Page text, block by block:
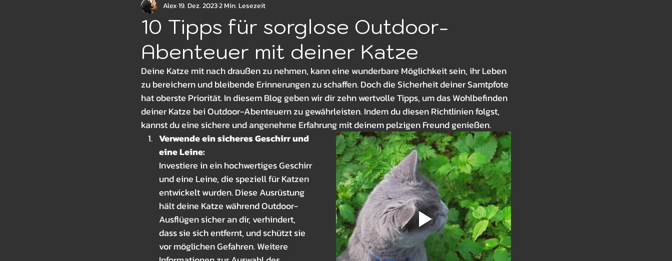
Sommer Herbst Winter Betten
10 Tipps für sorglose Outdoor-
Abenteuer mit deiner Katze
Alex19. Dez. 20232 Min. Lesezeit
Deine Katze mit nach draußen zu nehmen, kann eine wunderbare Möglichkeit sein, ihr Leben
zu bereichern und bleibende Erinnerungen zu schaffen. Doch die Sicherheit deiner Samtpfote
hat oberste Priorität. In diesem Blog geben wir dir zehn wertvolle Tipps, um das Wohlbefinden
deiner Katze bei Outdoor-Abenteuern zu gewährleisten. Indem du diesen Richtlinien folgst,
kannst du eine sichere und angenehme Erfahrung mit deinem pelzigen Freund genießen.
Verwende ein sicheres Geschirr und
eine Leine:
Investiere in ein hochwertiges Geschirr
und eine Leine, die speziell für Katzen
entwickelt wurden. Diese Ausrüstung
hält deine Katze während Outdoor-
Ausflügen sicher an dir, verhindert,
dass sie sich entfernt, und schützt sie
vor möglichen Gefahren. Weitere